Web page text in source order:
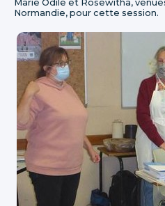
Marie Odile et Rosewitha,
Normandie, pour cette session.